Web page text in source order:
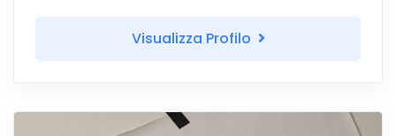
Visualizza Profilo